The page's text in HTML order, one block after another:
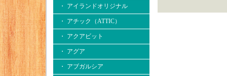
・ アイランドオリジナル
・ アチック（ATTIC）
・ アクアビット
・ アグア
・ アブガルシア